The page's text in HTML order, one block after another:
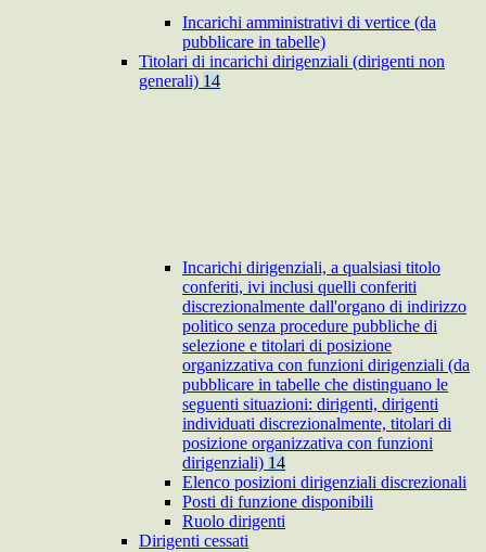
Incarichi amministrativi di vertice (da
pubblicare in tabelle)
Titolari di incarichi dirigenziali (dirigenti non
generali) 14
Incarichi dirigenziali, a qualsiasi titolo
conferiti, ivi inclusi quelli conferiti
discrezionalmente dall'organo di indirizzo
politico senza procedure pubbliche di
selezione e titolari di posizione
organizzativa con funzioni dirigenziali (da
pubblicare in tabelle che distinguano le
seguenti situazioni: dirigenti, dirigenti
individuati discrezionalmente, titolari di
posizione organizzativa con funzioni
dirigenziali) 14
Elenco posizioni dirigenziali discrezionali
Posti di funzione disponibili
Ruolo dirigenti
Dirigenti cessati